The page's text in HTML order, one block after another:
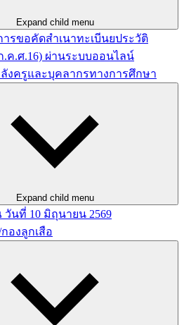
Expand child menu
รขอคัดสำเนาทะเบีนยประวัติ
.ค.ศ.16) ผ่านระบบออนไลน์
งครูและบุคลากรทางการศึกษา
Expand child menu
นที่ 10 มิถุนายน 2569
องลูกเสือ